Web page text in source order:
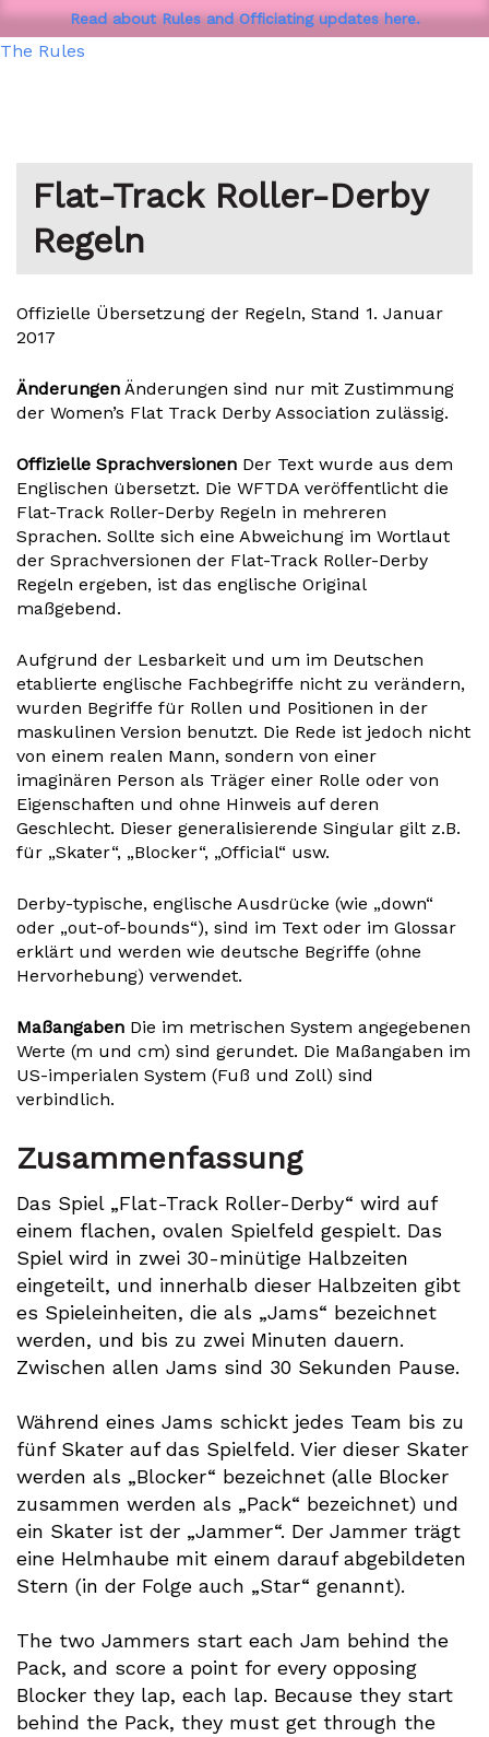
Read about Rules and Officiating updates here.
The Rules
Flat-Track Roller-Derby
Regeln
Offizielle Übersetzung der Regeln, Stand 1. Januar
2017
Änderungen Änderungen sind nur mit Zustimmung
der Women’s Flat Track Derby Association zulässig.
Offizielle Sprachversionen Der Text wurde aus dem
Englischen übersetzt. Die WFTDA veröffentlicht die
Flat-Track Roller-Derby Regeln in mehreren
Sprachen. Sollte sich eine Abweichung im Wortlaut
der Sprachversionen der Flat-Track Roller-Derby
Regeln ergeben, ist das englische Original
maßgebend.
Aufgrund der Lesbarkeit und um im Deutschen
etablierte englische Fachbegriffe nicht zu verändern,
wurden Begriffe für Rollen und Positionen in der
maskulinen Version benutzt. Die Rede ist jedoch nicht
von einem realen Mann, sondern von einer
imaginären Person als Träger einer Rolle oder von
Eigenschaften und ohne Hinweis auf deren
Geschlecht. Dieser generalisierende Singular gilt z.B.
für „Skater“, „Blocker“, „Official“ usw.
Derby-typische, englische Ausdrücke (wie „down“
oder „out-of-bounds“), sind im Text oder im Glossar
erklärt und werden wie deutsche Begriffe (ohne
Hervorhebung) verwendet.
Maßangaben Die im metrischen System angegebenen
Werte (m und cm) sind gerundet. Die Maßangaben im
US-imperialen System (Fuß und Zoll) sind
verbindlich.
Zusammenfassung
Das Spiel „Flat-Track Roller-Derby“ wird auf
einem flachen, ovalen Spielfeld gespielt. Das
Spiel wird in zwei 30-minütige Halbzeiten
eingeteilt, und innerhalb dieser Halbzeiten gibt
es Spieleinheiten, die als „Jams“ bezeichnet
werden, und bis zu zwei Minuten dauern.
Zwischen allen Jams sind 30 Sekunden Pause.
Während eines Jams schickt jedes Team bis zu
fünf Skater auf das Spielfeld. Vier dieser Skater
werden als „Blocker“ bezeichnet (alle Blocker
zusammen werden als „Pack“ bezeichnet) und
ein Skater ist der „Jammer“. Der Jammer trägt
eine Helmhaube mit einem darauf abgebildeten
Stern (in der Folge auch „Star“ genannt).
The two Jammers start each Jam behind the
Pack, and score a point for every opposing
Blocker they lap, each lap. Because they start
behind the Pack, they must get through the